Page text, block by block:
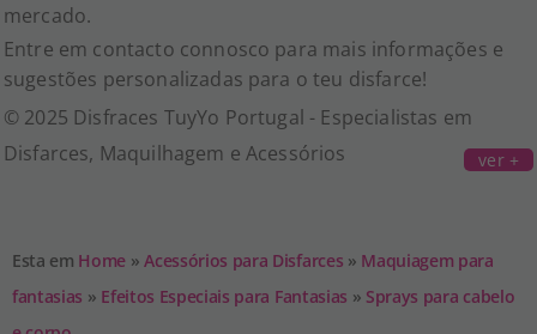
mercado.
Entre em contacto connosco para mais informações e
sugestões personalizadas para o teu disfarce!
© 2025 Disfraces TuyYo Portugal - Especialistas em
Disfarces, Maquilhagem e Acessórios
ver +
Esta em Home » Acessórios para Disfarces » Maquiagem para
fantasias » Efeitos Especiais para Fantasias » Sprays para cabelo